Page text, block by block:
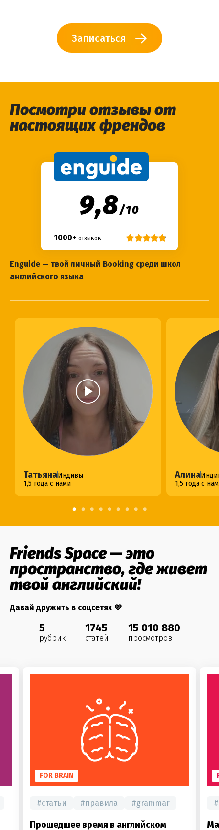
Записаться
Посмотри отзывы от
настоящих френдов
9,8/10
1000+ отзывов
Enguide — твой личный Booking среди школ
английского языка
ТатьянаИндивы
1,5 года с нами
Алина
1,5 года с
Friends Space — это
пространство, где живет
твой английский!
Давай дружить в соцсетях 💜
5
рубрик
1745
статей
15 010 880
просмотров
FOR BRAIN
#статьи #правила #grammar
Прошедшее время в английском
#